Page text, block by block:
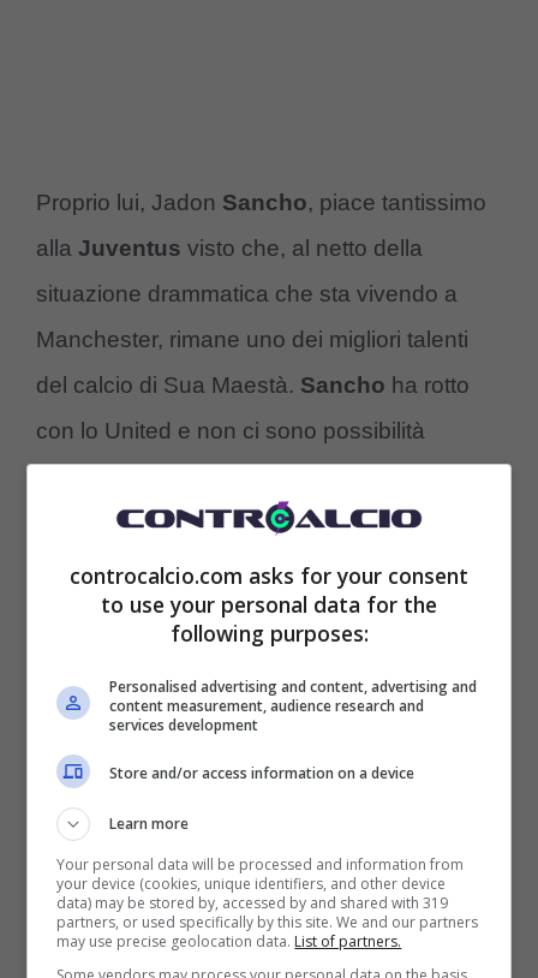
Proprio lui, Jadon Sancho, piace tantissimo
alla Juventus visto che, al netto della
situazione drammatica che sta vivendo a
Manchester, rimane uno dei migliori talenti
del calcio di Sua Maestà. Sancho ha rotto
con lo United e non ci sono possibilità
, in accordo con la società, ha deciso di
bandirlo da tutte le strutture del club dopo
aver litigato con lui a fine settembre.
L’ex Borussia Dortmund così non solo si
ritrova da solo e ai margini del progetto
tecnico dell’olandese, ma non può nemmeno
allenarsi assieme ai suoi compagni.
Secondo fonti inglesi,Sanchoavrebbe
avuto la possibilità di tornare in carreggiata e
riprendersi una maglia da titolare a
controcalcio.com asks for your consent
to use your personal data for the
following purposes:
Personalised advertising and content, advertising and
content measurement, audience research and
services development
Store and/or access information on a device
Learn more
Your personal data will be processed and information from
your device (cookies, unique identifiers, and other device
data) may be stored by, accessed by and shared with 319
partners, or used specifically by this site. We and our partners
may use precise geolocation data. List of partners.